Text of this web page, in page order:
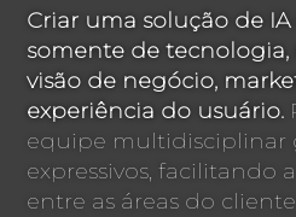
Criar uma solução de
somente de
visão de negócio,
experiência do usuário.
equipe multidisciplinar
expressivos, facilitando
entre as áreas do